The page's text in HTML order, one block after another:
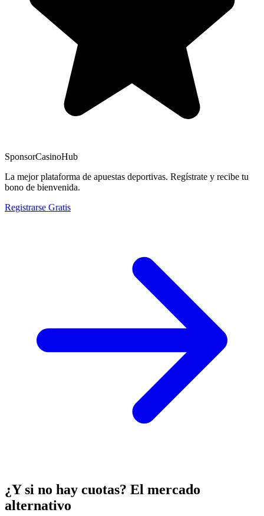
SponsorCasinoHub
La mejor plataforma de apuestas deportivas. Regístrate y recibe tu
bono de bienvenida.
Registrarse Gratis
¿Y si no hay cuotas? El mercado
alternativo